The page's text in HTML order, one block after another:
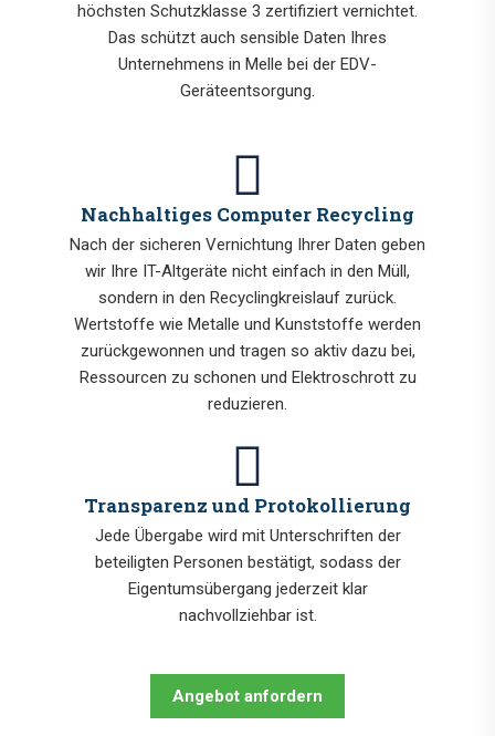
höchsten Schutzklasse 3 zertifiziert vernichtet.
Das schützt auch sensible Daten Ihres
Unternehmens in Melle bei der EDV-
Geräteentsorgung.
Nachhaltiges Computer Recycling
Nach der sicheren Vernichtung Ihrer Daten geben
wir Ihre IT-Altgeräte nicht einfach in den Müll,
sondern in den Recyclingkreislauf zurück.
Wertstoffe wie Metalle und Kunststoffe werden
zurückgewonnen und tragen so aktiv dazu bei,
Ressourcen zu schonen und Elektroschrott zu
reduzieren.
Transparenz und Protokollierung
Jede Übergabe wird mit Unterschriften der
beteiligten Personen bestätigt, sodass der
Eigentumsübergang jederzeit klar
nachvollziehbar ist.
Angebot anfordern